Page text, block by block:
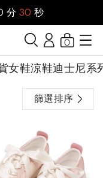
分 30 秒
女鞋涼鞋迪士尼系
0
篩選排序